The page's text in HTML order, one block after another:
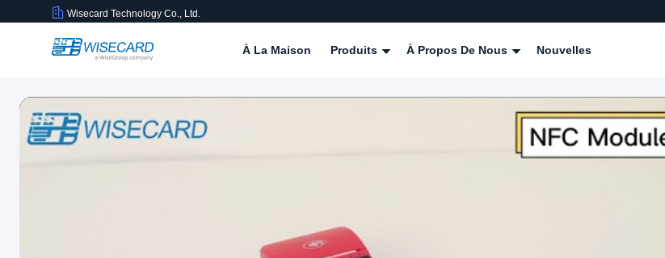
Wisecard Technology Co., Ltd.
À La Maison Produits À Propos De Nous Nouvelles